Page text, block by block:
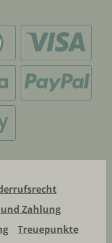
Zahlung
Treuepunkte